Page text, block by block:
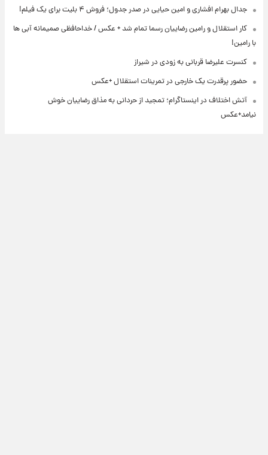
جدال بهرام افشاری و امین حیایی در صدر جدول؛ فروش ۴ بلیت برای یک فیلم!
کار استقلال و رامین رضاییان رسما تمام شد + عکس / خداحافظی صمیمانه آبی ها
با رامین!
کنسرت علیرضا قربانی به زودی در شیراز
حضور پرقدرت یک خارجی در تمرینات استقلال +عکس
آتش اختلاف در اینستاگرام؛ تمجید از حردانی به مذاق رضاییان خوش
نیامد+عکس